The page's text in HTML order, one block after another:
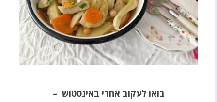
בואו לעקוב אחרי באינסטוש –